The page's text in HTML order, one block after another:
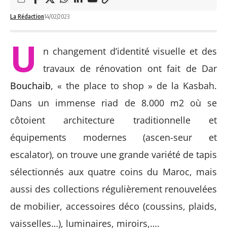
La Rédaction14/02/2023
U
n changement d’identité visuelle et des
travaux de rénovation ont fait de Dar
Bouchaib, « the place to shop » de la Kasbah.
Dans un immense riad de 8.000 m2 où se
côtoient architecture traditionnelle et
équipements modernes (ascen-seur et
escalator), on trouve une grande variété de tapis
sélectionnés aux quatre coins du Maroc, mais
aussi des collections régulièrement renouvelées
de mobilier, accessoires déco (coussins, plaids,
vaisselles…), luminaires, miroirs,….